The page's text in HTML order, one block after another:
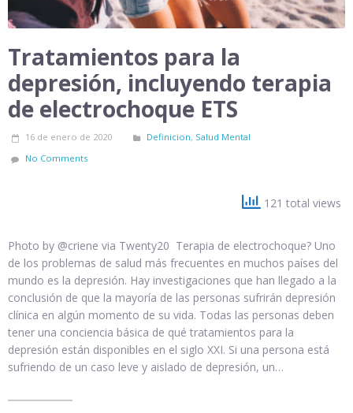
Tratamientos para la
depresión, incluyendo terapia
de electrochoque ETS
16 de enero de 2020 Definicion, Salud Mental
No Comments
121 total views
Photo by @criene via Twenty20 Terapia de electrochoque? Uno
de los problemas de salud más frecuentes en muchos países del
mundo es la depresión. Hay investigaciones que han llegado a la
conclusión de que la mayoría de las personas sufrirán depresión
clínica en algún momento de su vida. Todas las personas deben
tener una conciencia básica de qué tratamientos para la
depresión están disponibles en el siglo XXI. Si una persona está
sufriendo de un caso leve y aislado de depresión, un…